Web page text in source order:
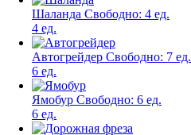
Шаланда Свободно: 4 ед.
4 ед.
Автогрейдер Свободно: 7 ед.
6 ед.
Ямобур Свободно: 6 ед.
6 ед.